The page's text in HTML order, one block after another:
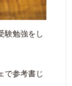
験勉強をし
で参考書じ